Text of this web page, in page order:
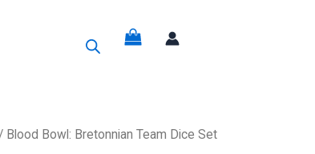
Blood Bowl: Bretonnian Team Dice Set